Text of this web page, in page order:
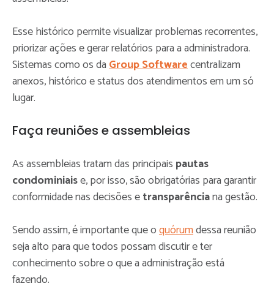
Esse histórico permite visualizar problemas recorrentes,
priorizar ações e gerar relatórios para a administradora.
Sistemas como os daGroup Softwarecentralizam
anexos, histórico e status dos atendimentos em um só
lugar.
Faça reuniões e assembleias
As assembleias tratam das principais pautas
condominiaise, por isso, são obrigatórias para garantir
conformidade nas decisões etransparênciana gestão.
Sendo assim, é importante que oquórumdessa reunião
seja alto para que todos possam discutir e ter
conhecimento sobre o que a administração está
fazendo.